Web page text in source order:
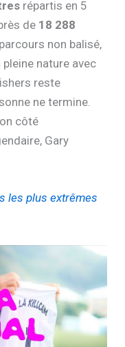
répartis en 5
de 18 288
parcours non balisé,
nature avec
reste
ne termine.
côté
Gary
les plus extrêmes